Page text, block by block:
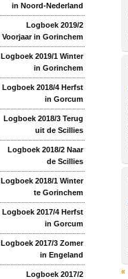
in Noord-Nederland
Logboek 2019/2
Voorjaar in Gorinchem
Logboek 2019/1 Winter
in Gorinchem
Logboek 2018/4 Herfst
in Gorcum
Logboek 2018/3 Terug
uit de Scillies
Logboek 2018/2 Naar
de Scillies
Logboek 2018/1 Winter
te Gorinchem
Logboek 2017/4 Herfst
in Gorcum
Logboek 2017/3 Zomer
in Engeland
Logboek 2017/2
«